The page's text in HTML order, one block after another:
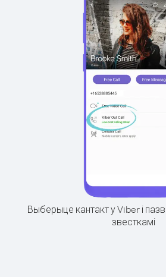
Выберыце кантакт у Viber і
звесткамі